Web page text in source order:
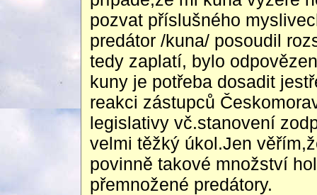
pozvat příslušného
predátor /kuna/ posoudil
tedy zaplatí, bylo
kuny je potřeba dosadit
reakci zástupců
legislativy vč.stanovení
velmi těžký úkol.Jen
povinně takové množství
přemnožené predátory.